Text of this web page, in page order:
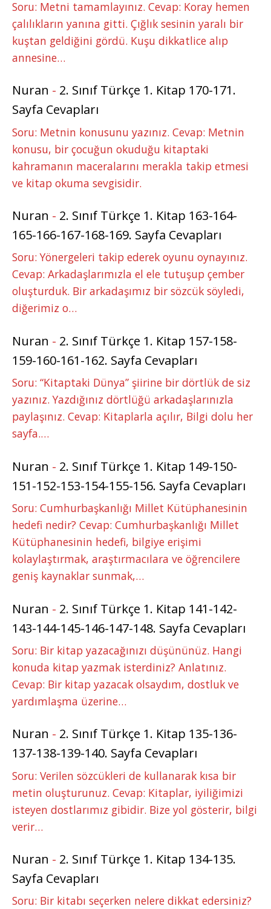
Soru: Metni tamamlayınız. Cevap: Koray hemen
çalılıkların yanına gitti. Çığlık sesinin yaralı bir
kuştan geldiğini gördü. Kuşu dikkatlice alıp
annesine…
Nuran - 2. Sınıf Türkçe 1. Kitap 170-171.
Sayfa Cevapları
Soru: Metnin konusunu yazınız. Cevap: Metnin
konusu, bir çocuğun okuduğu kitaptaki
kahramanın maceralarını merakla takip etmesi
ve kitap okuma sevgisidir.
Nuran - 2. Sınıf Türkçe 1. Kitap 163-164-
165-166-167-168-169. Sayfa Cevapları
Soru: Yönergeleri takip ederek oyunu oynayınız.
Cevap: Arkadaşlarımızla el ele tutuşup çember
oluşturduk. Bir arkadaşımız bir sözcük söyledi,
diğerimiz o…
Nuran - 2. Sınıf Türkçe 1. Kitap 157-158-
159-160-161-162. Sayfa Cevapları
Soru: “Kitaptaki Dünya” şiirine bir dörtlük de siz
yazınız. Yazdığınız dörtlüğü arkadaşlarınızla
paylaşınız. Cevap: Kitaplarla açılır, Bilgi dolu her
sayfa.…
Nuran - 2. Sınıf Türkçe 1. Kitap 149-150-
151-152-153-154-155-156. Sayfa Cevapları
Soru: Cumhurbaşkanlığı Millet Kütüphanesinin
hedefi nedir? Cevap: Cumhurbaşkanlığı Millet
Kütüphanesinin hedefi, bilgiye erişimi
kolaylaştırmak, araştırmacılara ve öğrencilere
geniş kaynaklar sunmak,…
Nuran - 2. Sınıf Türkçe 1. Kitap 141-142-
143-144-145-146-147-148. Sayfa Cevapları
Soru: Bir kitap yazacağınızı düşününüz. Hangi
konuda kitap yazmak isterdiniz? Anlatınız.
Cevap: Bir kitap yazacak olsaydım, dostluk ve
yardımlaşma üzerine…
Nuran - 2. Sınıf Türkçe 1. Kitap 135-136-
137-138-139-140. Sayfa Cevapları
Soru: Verilen sözcükleri de kullanarak kısa bir
metin oluşturunuz. Cevap: Kitaplar, iyiliğimizi
isteyen dostlarımız gibidir. Bize yol gösterir, bilgi
verir…
Nuran - 2. Sınıf Türkçe 1. Kitap 134-135.
Sayfa Cevapları
Soru: Bir kitabı seçerken nelere dikkat edersiniz?